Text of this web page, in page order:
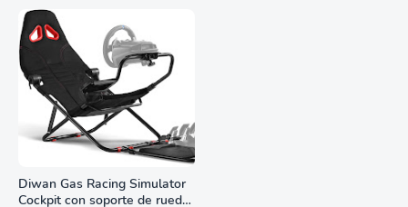
resistente al agua
Diwan Gas Racing Simulator
Cockpit con soporte de rueda
Monitor Gamer SAMSUNG 27”